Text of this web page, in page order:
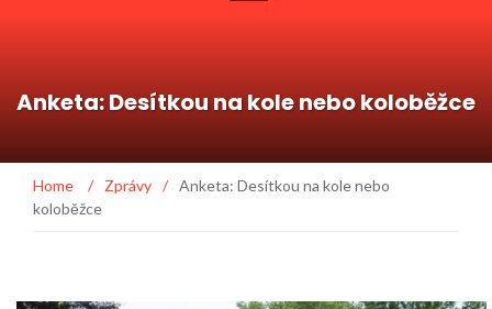
Anketa: Desítkou na kole nebo koloběžce
Home / Zprávy / Anketa: Desítkou na kole nebo
koloběžce